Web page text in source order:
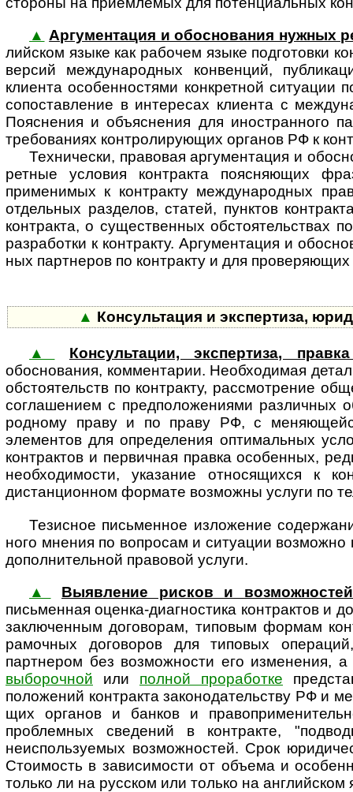
▲ Аргументация и обоснования нужных
лий­ском языке как рабочем языке подготовки
версий между­на­род­ных конвенций,
клиента особенностями конкретной
сопоставление в интересах клиента с
Пояснения и объяснения для ино­стран­ного
требованиях конт­ро­ли­ру­ю­щих органов РФ к
Технически, правовая аргументация и
рет­ные условия контракта поясняющих
применимых к контракту между­на­род­ных
отдельных разделов, статей, пунктов
контракта, о существенных обстоя­тельствах
разработки к контракту. Аргумен­тация и
ных партнеров по контракту и для
▲ Консультация и экспертиза,
▲
Консультации, экспертиза,
обоснования, комментарии. Необхо­димая
обстоя­тельств по контракту, рассмот­рение
соглашением с предположениями различных
род­ному праву и по праву РФ, с
элементов для определения оптимальных
контрактов и первичная правка особенных,
необходимости, указание относящихся к
дистанционном формате возможны услуги по
Тезисное письменное изложение
ного мнения по вопросам и ситуации возможно
допол­ни­тель­ной правовой услуги.
▲
Выявление рисков и
письменная оценка-диагностика контрактов и
заключенным договорам, типовым формам
рамочных договоров для типовых
партнером без возможности его
выборочной или полной проработке
положений контракта зако­но­да­тель­ству РФ и
щих органов и банков и
проблемных сведений в контракте,
неиспользуемых возможностей. Срок
Стоимость в зависимости от объема и
только ли на русском или только на английском